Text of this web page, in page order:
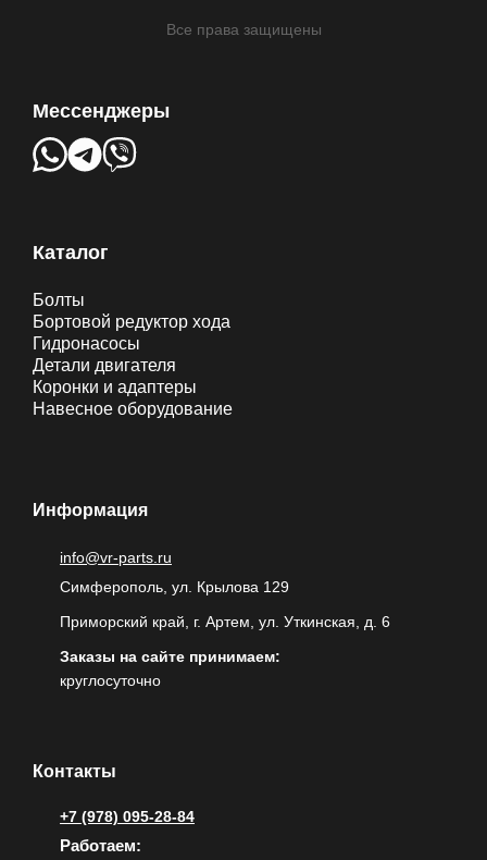
Все права защищены
Мессенджеры
Каталог
Болты
Бортовой редуктор хода
Гидронасосы
Детали двигателя
Коронки и адаптеры
Навесное оборудование
Информация
info@vr-parts.ru
Симферополь, ул. Крылова 129
Приморский край, г. Артем, ул. Уткинская, д. 6
Заказы на сайте принимаем:
круглосуточно
Контакты
+7 (978) 095-28-84
Работаем: